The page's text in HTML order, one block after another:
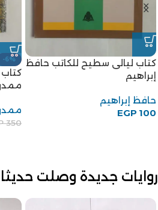
كتاب ليالى سطيح للكاتب حافظ
إبراهيم
حافظ إبراهيم
EGP 100
-6%
350
روايات جديدة وصلت حديثا